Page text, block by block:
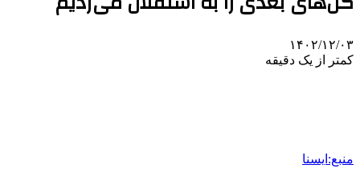
۱۴۰۲/۱۲/۰۳
کمتر از یک دقیقه
منبع:ایسنا